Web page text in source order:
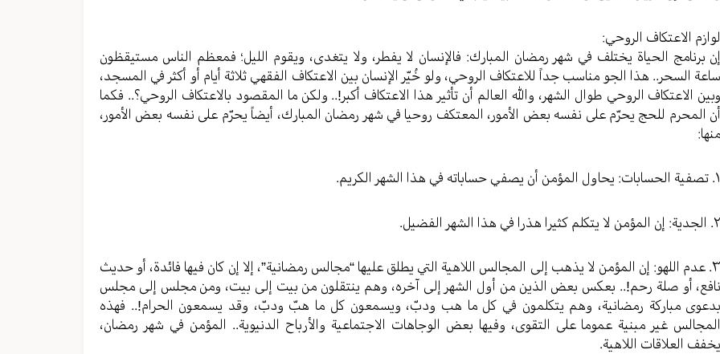
لوازم الاعتكاف الروحي:
إن برنامج الحياة يختلف في شهر رمضان المبارك: فالإنسان لا يفطر، ولا يتغدى، ويقوم الليل؛ فمعظم الناس مستيقظون
ساعة السحر.. هذا الجو مناسب جداً للاعتكاف الروحي، ولو خُيّر الإنسان بين الاعتكاف الفقهي ثلاثة أيام أو أكثر في المسجد،
وبين الاعتكاف الروحي طوال الشهر، والله العالم أن تأثير هذا الاعتكاف أكبر!.. ولكن ما المقصود بالاعتكاف الروحي؟.. فكما
أن المحرم للحج يحرّم على نفسه بعض الأمور، المعتكف روحيا في شهر رمضان المبارك، أيضاً يحرّم على نفسه بعض الأمور،
منها:
۱. تصفية الحسابات: يحاول المؤمن أن يصفي حساباته في هذا الشهر الكريم.
۲. الجدية: إن المؤمن لا يتكلم كثيرا هذرا في هذا الشهر الفضيل.
۳. عدم اللهو: إن المؤمن لا يذهب إلى المجالس اللاهية التي يطلق عليها “مجالس رمضانية”، إلا إن كان فيها فائدة، أو حديث
نافع، أو صلة رحم!.. بعكس بعض الذين من أول الشهر إلى آخره، وهم ينتقلون من بيت إلى بيت، ومن مجلس إلى مجلس
بدعوى مباركة رمضانية، وهم يتكلمون في كل ما هب ودبّ، ويسمعون كل ما هبّ ودبّ، وقد يسمعون الحرام!.. فهذه
المجالس غير مبنية عموما على التقوى، وفيها بعض الوجاهات الاجتماعية والأرباح الدنيوية.. المؤمن في شهر رمضان،
يخفف العلاقات اللاهية.